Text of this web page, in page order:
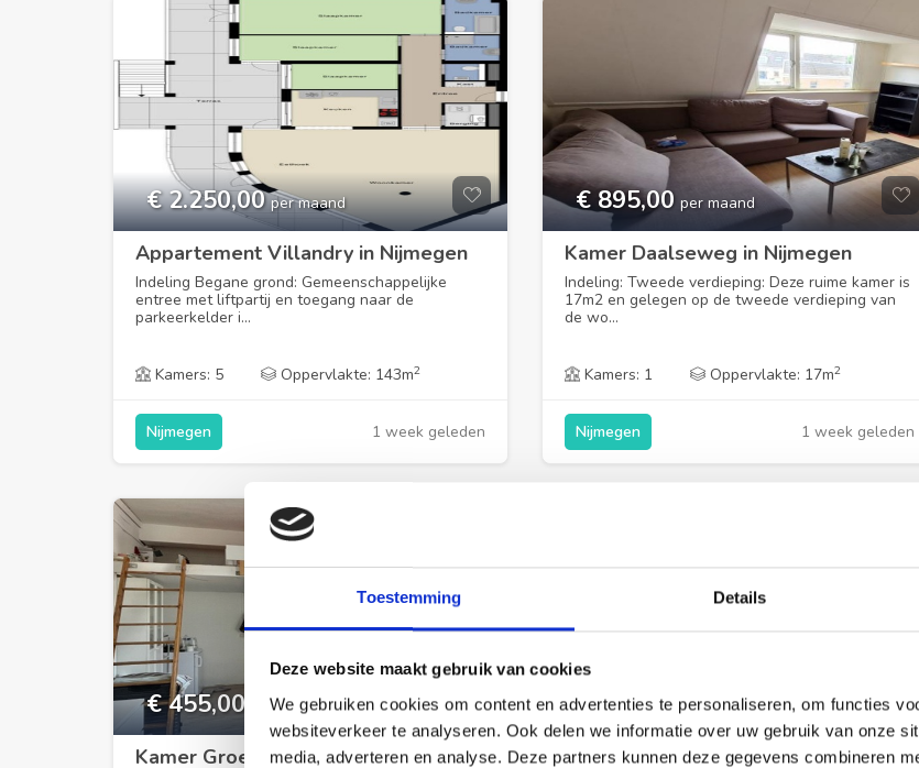
Toestemming Details
Deze website maakt gebruik van cookies
We gebruiken cookies om content en advertenties te personaliseren, om functies
websiteverkeer te analyseren. Ook delen we informatie over uw gebruik van onze
media, adverteren en analyse. Deze partners kunnen deze gegevens combineren
€ 2.250,00 per maand
Appartement Villandry in Nijmegen
Indeling Begane grond: Gemeenschappelijke
entree met liftpartij en toegang naar de
parkeerkelder i...
Kamers: 5 Oppervlakte: 143m2
1 week geleden
Nijmegen
€ 895,00 per maand
Kamer Daalseweg in Nijmegen
Indeling: Tweede verdieping: Deze ruime kamer is
17m2 en gelegen op de tweede verdieping van
de wo...
Kamers: 1 Oppervlakte: 17m2
1 week geleden
Nijmegen
€ 455,00 per maand
Kamer Groesbeeksedwarsweg in
€ 1.752,00 per maand
Studio Berg en Dalseweg in